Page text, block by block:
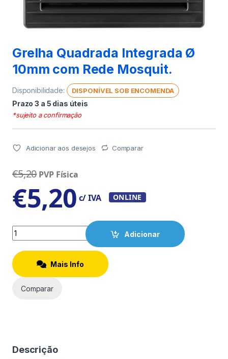
Grelha Quadrada Integrada Ø
10mm com Rede Mosquit.
Disponibilidade: DISPONÍVEL SOB ENCOMENDA
Prazo 3 a 5 dias úteis
*sujeito a confirmação
Adicionar aos desejos Comparar
€5,20 PVP Física
€5,20 c/ IVA ONLINE
Quantity
Adicionar
Mais Info
Comparar
Descrição